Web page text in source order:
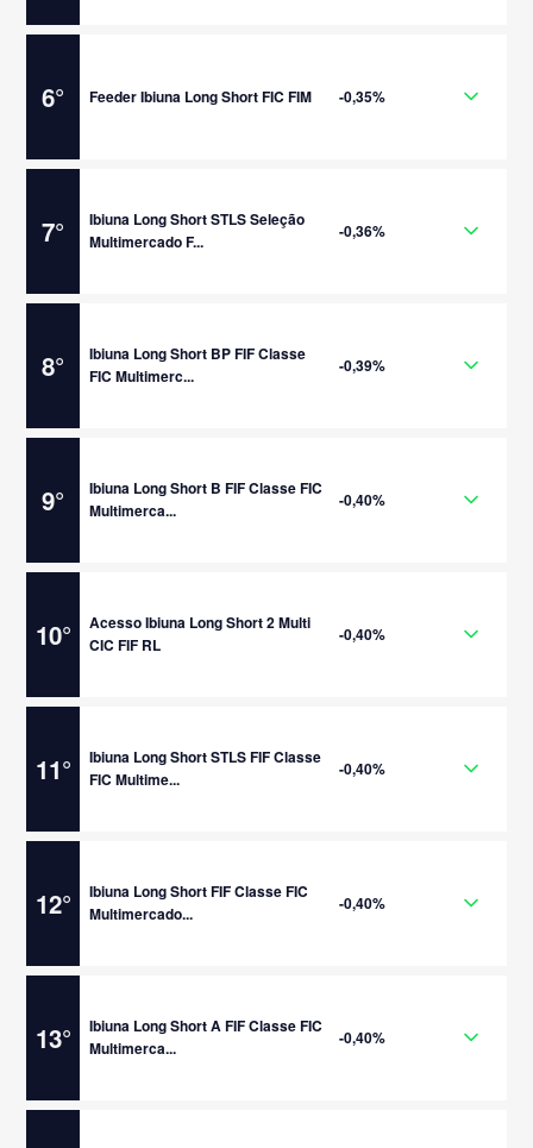
6° Feeder Ibiuna Long Short FIC FIM -0,35%
7°
Ibiuna Long Short STLS Seleção
Multimercado F...
-0,36%
8°
Ibiuna Long Short BP FIF Classe
FIC Multimerc...
-0,39%
9°
Ibiuna Long Short B FIF Classe FIC
Multimerca...
-0,40%
10°
Acesso Ibiuna Long Short 2 Multi
CIC FIF RL
-0,40%
11°
Ibiuna Long Short STLS FIF Classe
FIC Multime...
-0,40%
12°
Ibiuna Long Short FIF Classe FIC
Multimercado...
-0,40%
13°
Ibiuna Long Short A FIF Classe FIC
Multimerca...
-0,40%